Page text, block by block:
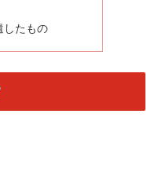
したもの